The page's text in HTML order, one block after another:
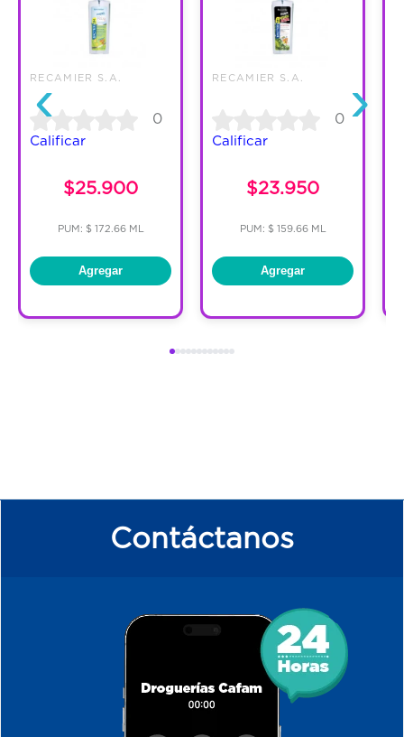
‹
RECAMIER S.A.
0
Calificar
$25.900
PUM: $ 172.66 ML
Agregar
RECAMIER S.A.
0
Calificar
$23.950
PUM: $ 159.66 ML
Agregar
›
Contáctanos